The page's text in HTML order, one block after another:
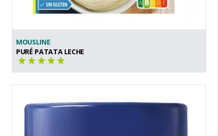
MOUSLINE
PURÉ PATATA LECHE